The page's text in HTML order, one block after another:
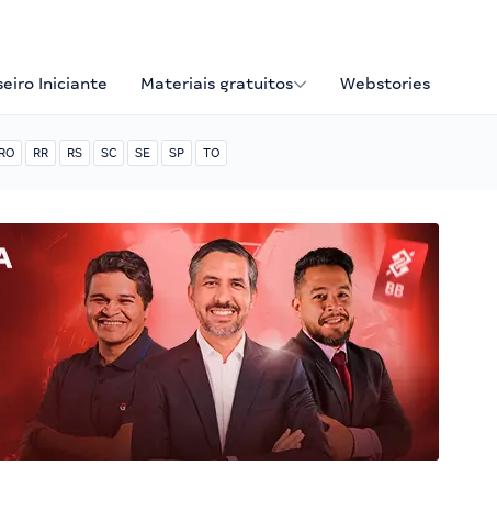
Iniciante Materiais gratuitos Webstories
RO RR RS SC SE SP TO